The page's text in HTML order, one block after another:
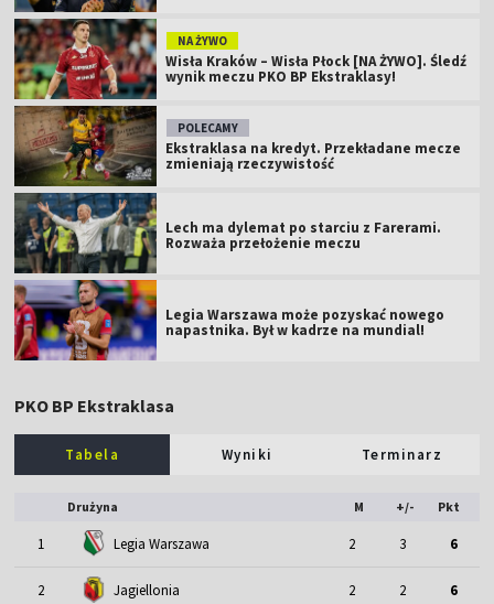
NA ŻYWO
Wisła Kraków – Wisła Płock [NA ŻYWO]. Śledź
wynik meczu PKO BP Ekstraklasy!
POLECAMY
Ekstraklasa na kredyt. Przekładane mecze
zmieniają rzeczywistość
Lech ma dylemat po starciu z Farerami.
Rozważa przełożenie meczu
Legia Warszawa może pozyskać nowego
napastnika. Był w kadrze na mundial!
PKO BP Ekstraklasa
Tabela Wyniki Terminarz
Drużyna M +/- Pkt
1 Legia Warszawa 2 3 6
2 Jagiellonia 2 2 6